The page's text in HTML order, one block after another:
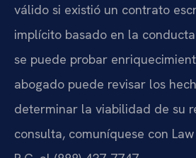
válido si existió un contrato
implícito basado en la
se puede probar
abogado puede revisar los
determinar la viabilidad de su
consulta, comuníquese con Law